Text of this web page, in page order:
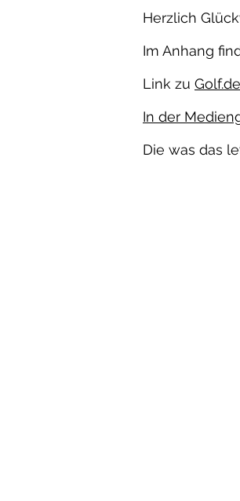
Herzlich
Im Anhang
Link zu Golf.de
In der
Die was das